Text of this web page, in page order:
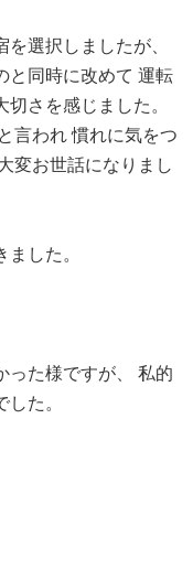
選択しましたが、
と同時に改めて 運転
さを感じました。
言われ 慣れに気をつ
変お世話になりまし
した。
った様ですが、 私的
た。